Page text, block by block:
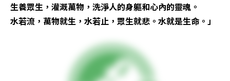
生養眾生，灌溉萬物，洗淨人的身軀和心內的靈魂。
水若流，萬物就生，水若止，眾生就悲。水就是生命。」